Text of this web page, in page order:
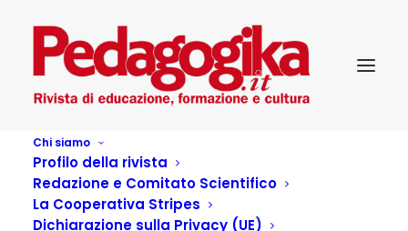
Chi siamo
Profilo della rivista
Redazione e Comitato Scientifico
La Cooperativa Stripes
Dichiarazione sulla Privacy (UE)
United Social Justice
Home
cronaca
I docenti aggrediti hanno perdonato? Ma non è questo il punto